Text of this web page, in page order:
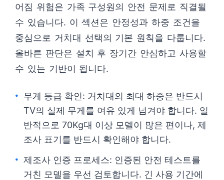
어짐 위험은 가족 구성원의 안전 문제로 직결될
수 있습니다. 이 섹션은 안정성과 하중 조건을
중심으로 거치대 선택의 기본 원칙을 다룹니다.
올바른 판단은 설치 후 장기간 안심하고 사용할
수 있는 기반이 됩니다.
무게 등급 확인: 거치대의 최대 하중은 반드시
TV의 실제 무게를 여유 있게 넘겨야 합니다. 일
반적으로 70Kg대 이상 모델이 많은 편이나, 제
조사 표기를 반드시 확인해야 합니다.
제조사 인증 프로세스: 인증된 안전 테스트를
거친 모델을 우선 검토합니다. 긴 사용 기간에